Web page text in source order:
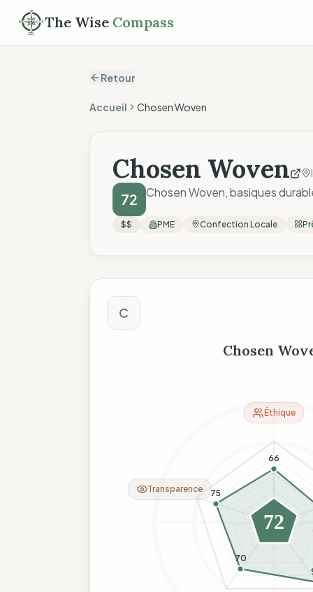
The Wise Compass
Retour
Accueil Chosen Woven
Chosen Woven
72 Chosen Woven, basiques
$$ PME Confection Locale
Score The Wise
C
Chosen
66
70
75
72
Éthique
Transparence